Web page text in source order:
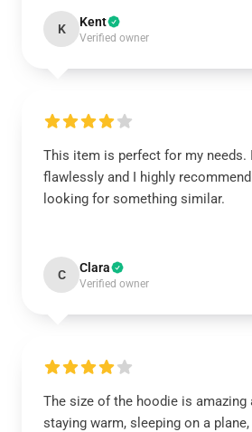
K Kent
Verified owner
This item is perfect for my needs.
flawlessly and I highly
looking for something similar.
C Clara
Verified owner
The size of the hoodie is amazing
staying warm, sleeping on a